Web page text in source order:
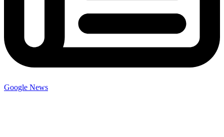
Google News